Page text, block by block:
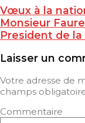
Vœux à la
Monsieur
President de
Laisser un
Votre adresse de
champs
Commentaire